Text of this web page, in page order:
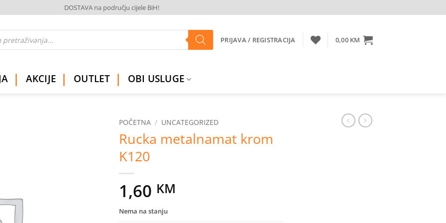
DOSTAVA na području cijele BiH!
PRIJAVA / REGISTRACIJA 0,00 KM
AKCIJE OUTLET OBI USLUGE
POČETNA / UNCATEGORIZED
Rucka metalnamat krom
K120
1,60 KM
Nema na stanju